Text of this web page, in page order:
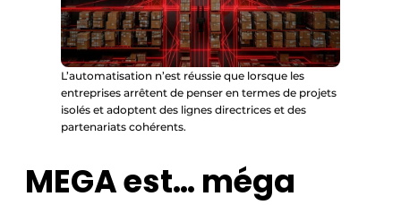
L’automatisation n’est réussie que lorsque les
entreprises arrêtent de penser en termes de projets
isolés et adoptent des lignes directrices et des
partenariats cohérents.
MEGA est… méga